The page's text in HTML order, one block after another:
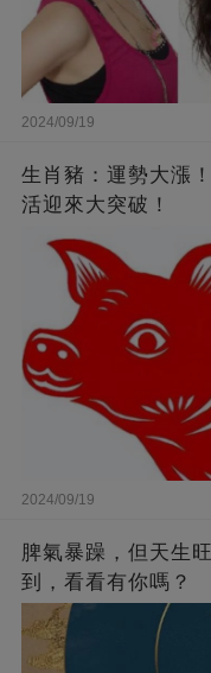
2024/09/19
生肖豬：運勢大漲
活迎來大突破！
2024/09/19
脾氣暴躁，但天生
到，看看有你嗎？